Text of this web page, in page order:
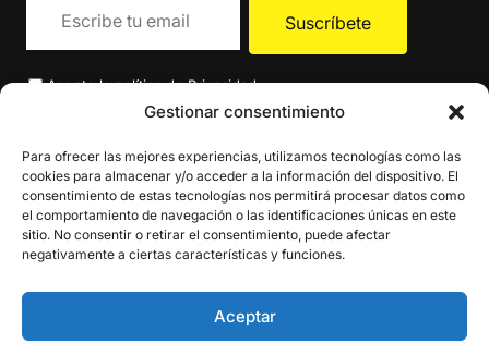
Gestionar consentimiento
Para ofrecer las mejores experiencias, utilizamos tecnologías como las
cookies para almacenar y/o acceder a la información del dispositivo. El
consentimiento de estas tecnologías nos permitirá procesar datos como
el comportamiento de navegación o las identificaciones únicas en este
sitio. No consentir o retirar el consentimiento, puede afectar
negativamente a ciertas características y funciones.
Aceptar
Acepto lapolítica de Privacidad.